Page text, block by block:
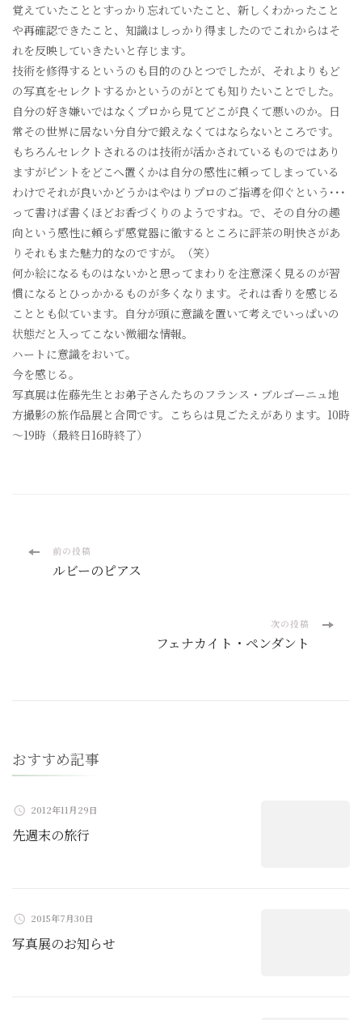
覚えていたこととすっかり忘れていたこと、新しくわかったこと
や再確認できたこと、知識はしっかり得ましたのでこれからはそ
れを反映していきたいと存じます。
技術を修得するというのも目的のひとつでしたが、それよりもど
の写真をセレクトするかというのがとても知りたいことでした。
自分の好き嫌いではなくプロから見てどこが良くて悪いのか。日
常その世界に居ない分自分で鍛えなくてはならないところです。
もちろんセレクトされるのは技術が活かされているものではあり
ますがピントをどこへ置くかは自分の感性に頼ってしまっている
わけでそれが良いかどうかはやはりプロのご指導を仰ぐという･･･
って書けば書くほどお香づくりのようですね。で、その自分の趣
向という感性に頼らず感覚器に徹するところに評茶の明快さがあ
りそれもまた魅力的なのですが。（笑）
何か絵になるものはないかと思ってまわりを注意深く見るのが習
慣になるとひっかかるものが多くなります。それは香りを感じる
こととも似ています。自分が頭に意識を置いて考えでいっぱいの
状態だと入ってこない微細な情報。
ハートに意識をおいて。
今を感じる。
写真展は佐藤先生とお弟子さんたちのフランス・ブルゴーニュ地
方撮影の旅作品展と合同です。こちらは見ごたえがあります。10時
～19時（最終日16時終了）
投
シ
ョ
ン
前の投稿
ルビーのピアス
次の投稿
フェナカイト・ペンダント
おすすめ記事
2012年11月29日
先週末の旅行
2015年7月30日
写真展のお知らせ